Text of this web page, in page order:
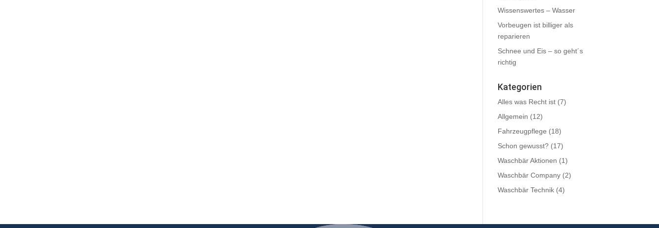
Wissenswertes – Wasser
Vorbeugen ist billiger als
reparieren
Schnee und Eis – so geht´s
richtig
Kategorien
Alles was Recht ist (7)
Allgemein (12)
Fahrzeugpflege (18)
Schon gewusst? (17)
Waschbär Aktionen (1)
Waschbär Company (2)
Waschbär Technik (4)